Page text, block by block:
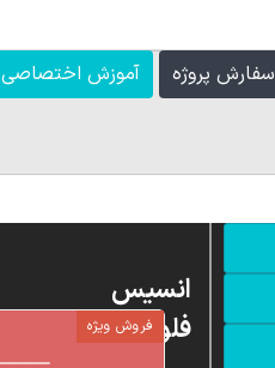
آموزش اختصاصی سفارش پروژه
فروش ویژه
انسیس
فلوئنت